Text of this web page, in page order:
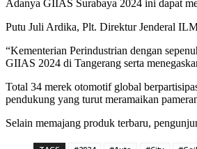
Adanya GIIAS Surabaya 2024 ini dapat
Putu Juli Ardika, Plt. Direktur Jenderal
“Kementerian Perindustrian dengan
GIIAS 2024 di Tangerang serta
Total 34 merek otomotif global
pendukung yang turut meramaikan
Selain memajang produk terbaru,